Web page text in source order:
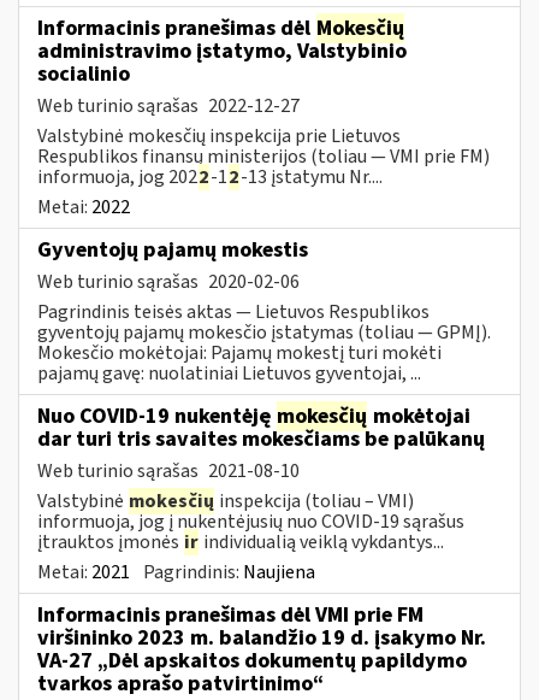
Informacinis pranešimas dėl Mokesčių
administravimo įstatymo, Valstybinio
socialinio
Web turinio sąrašas 2022-12-27
Valstybinė mokesčių inspekcija prie Lietuvos
Respublikos finansų ministerijos (toliau — VMI prie FM)
informuoja, jog 2022-12-13 įstatymu Nr....
Metai: 2022
Gyventojų pajamų mokestis
Web turinio sąrašas 2020-02-06
Pagrindinis teisės aktas — Lietuvos Respublikos
gyventojų pajamų mokesčio įstatymas (toliau — GPMĮ).
Mokesčio mokėtojai: Pajamų mokestį turi mokėti
pajamų gavę: nuolatiniai Lietuvos gyventojai, ...
Nuo COVID-19 nukentėję mokesčių mokėtojai
dar turi tris savaites mokesčiams be palūkanų
Web turinio sąrašas 2021-08-10
Valstybinė mokesčių inspekcija (toliau – VMI)
informuoja, jog į nukentėjusių nuo COVID-19 sąrašus
įtrauktos įmonės ir individualią veiklą vykdantys...
Metai: 2021 Pagrindinis: Naujiena
Informacinis pranešimas dėl VMI prie FM
viršininko 2023 m. balandžio 19 d. įsakymo Nr.
VA-27 „Dėl apskaitos dokumentų papildymo
tvarkos aprašo patvirtinimo“